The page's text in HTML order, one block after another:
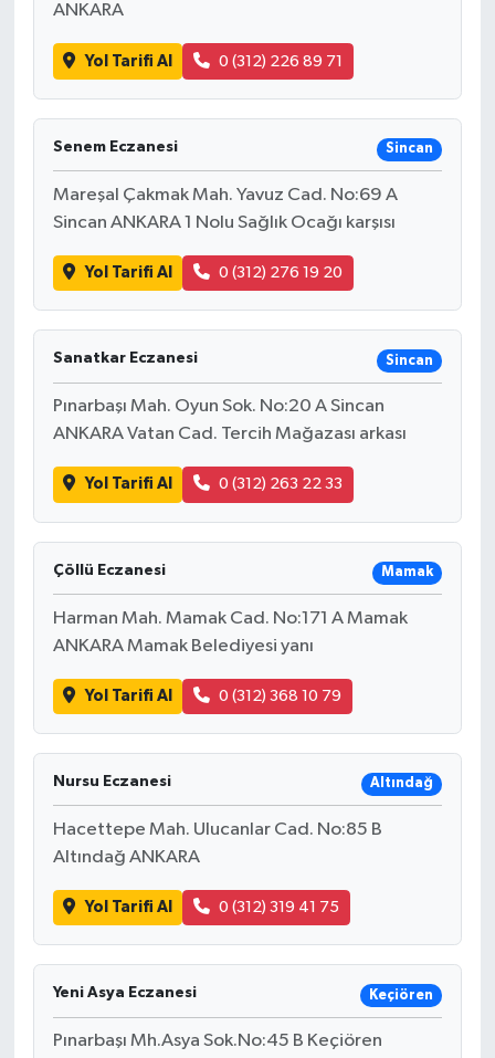
ANKARA
Yol Tarifi Al 0 (312) 226 89 71
Senem Eczanesi Sincan
Mareşal Çakmak Mah. Yavuz Cad. No:69 A
Sincan ANKARA 1 Nolu Sağlık Ocağı karşısı
Yol Tarifi Al 0 (312) 276 19 20
Sanatkar Eczanesi Sincan
Pınarbaşı Mah. Oyun Sok. No:20 A Sincan
ANKARA Vatan Cad. Tercih Mağazası arkası
Yol Tarifi Al 0 (312) 263 22 33
Çöllü Eczanesi Mamak
Harman Mah. Mamak Cad. No:171 A Mamak
ANKARA Mamak Belediyesi yanı
Yol Tarifi Al 0 (312) 368 10 79
Nursu Eczanesi Altındağ
Hacettepe Mah. Ulucanlar Cad. No:85 B
Altındağ ANKARA
Yol Tarifi Al 0 (312) 319 41 75
Yeni Asya Eczanesi Keçiören
Pınarbaşı Mh.Asya Sok.No:45 B Keçiören